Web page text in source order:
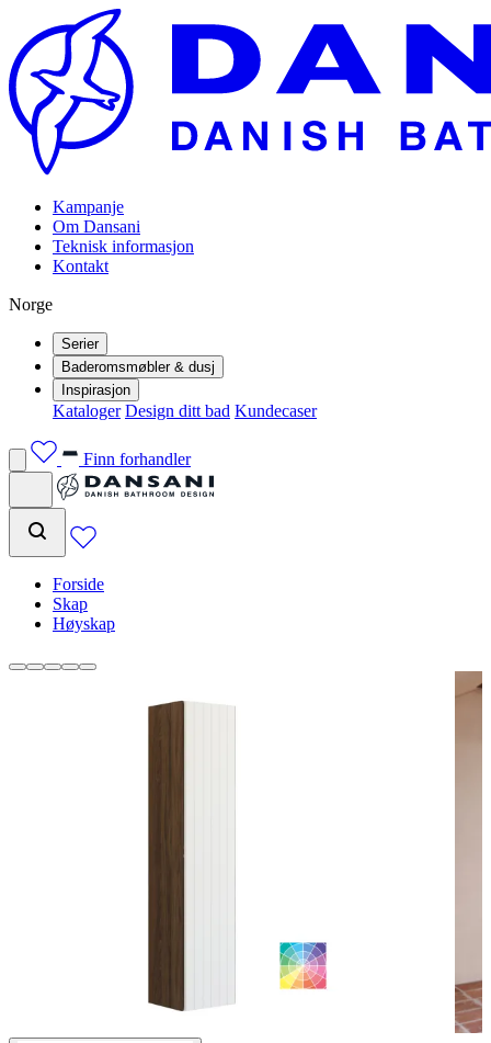
Kampanje
Om Dansani
Teknisk informasjon
Kontakt
Norge
Serier
Baderomsmøbler & dusj
Inspirasjon
Kataloger Design ditt bad Kundecaser
Finn forhandler
Forside
Skap
Høyskap